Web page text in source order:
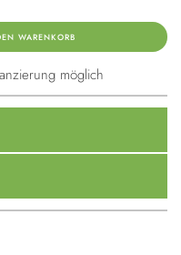
WARENKORB
möglich